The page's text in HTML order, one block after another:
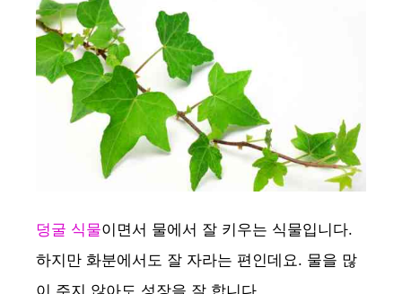
덩굴 식물이면서 물에서 잘 키우는 식물입니다.
하지만 화분에서도 잘 자라는 편인데요. 물을 많